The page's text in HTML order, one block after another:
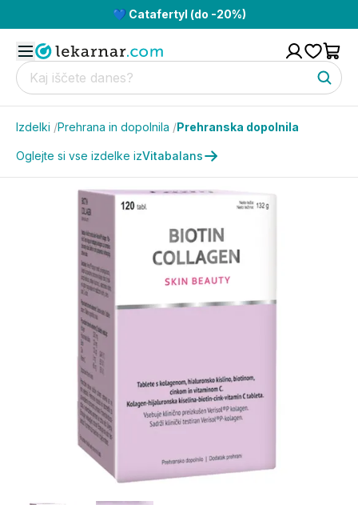
💙 Catafertyl (do -20%)
Izdelki /Prehrana in dopolnila /Prehranska dopolnila
Oglejte si vse izdelke izVitabalans